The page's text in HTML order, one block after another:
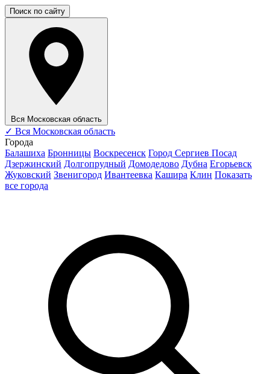
Поиск по сайту
Вся Московская область
✓ Вся Московская область
Города
Балашиха Бронницы Воскресенск Город Сергиев Посад
Дзержинский Долгопрудный Домодедово Дубна Егорьевск
Жуковский Звенигород Ивантеевка Кашира Клин Показать
все города